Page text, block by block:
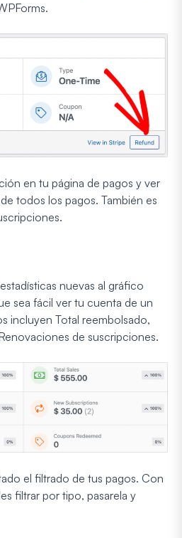
en tu página de pagos y ver
todos los pagos. También es
nuevas al gráfico
sea fácil ver tu cuenta de un
incluyen Total reembolsado,
de suscripciones.
el filtrado de tus pagos. Con
filtrar por tipo, pasarela y